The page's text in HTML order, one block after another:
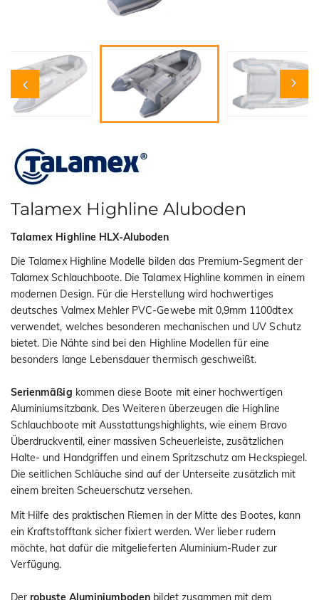
Talamex Highline Aluboden
Talamex Highline HLX-Aluboden
Die Talamex Highline Modelle bilden das Premium-Segment der
Talamex Schlauchboote. Die Talamex Highline kommen in einem
modernen Design. Für die Herstellung wird hochwertiges
deutsches Valmex Mehler PVC-Gewebe mit 0,9mm 1100dtex
verwendet, welches besonderen mechanischen und UV Schutz
bietet. Die Nähte sind bei den Highline Modellen für eine
besonders lange Lebensdauer thermisch geschweißt.
Serienmäßig kommen diese Boote mit einer hochwertigen
Aluminiumsitzbank. Des Weiteren überzeugen die Highline
Schlauchboote mit Ausstattungshighlights, wie einem Bravo
Überdruckventil, einer massiven Scheuerleiste, zusätzlichen
Halte- und Handgriffen und einem Spritzschutz am Heckspiegel.
Die seitlichen Schläuche sind auf der Unterseite zusätzlich mit
einem breiten Scheuerschutz versehen.
Mit Hilfe des praktischen Riemen in der Mitte des Bootes, kann
ein Kraftstofftank sicher fixiert werden. Wer lieber rudern
möchte, hat dafür die mitgelieferten Aluminium-Ruder zur
Verfügung.
Derrobuste Aluminiumboden bildet zusammen mit dem